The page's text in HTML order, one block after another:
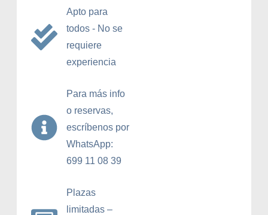
Apto para
todos - No se
requiere
experiencia
Para más info
o reservas,
escríbenos por
WhatsApp:
699 11 08 39
Plazas
limitadas –